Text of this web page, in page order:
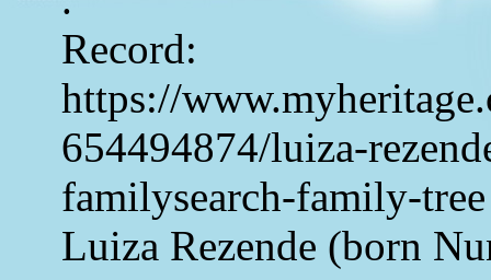
Record:
https://
654494874/luiza-
familysearch-family-tree
Luiza Rezende (born